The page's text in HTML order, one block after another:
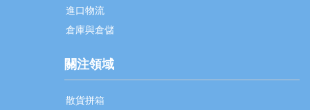
進口物流
倉庫與倉儲
關注領域
散貨拼箱